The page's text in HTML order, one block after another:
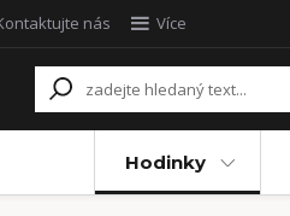
nás Více
Hodinky